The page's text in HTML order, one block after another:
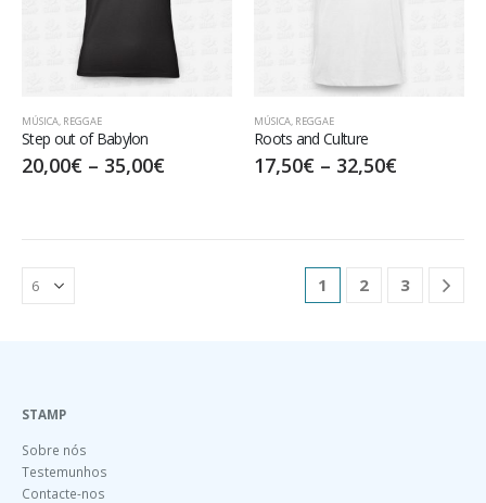
MÚSICA REGGAE
Step out of Babylon
20,00€ – 35,00€
MÚSICA REGGAE
Roots and Culture
17,50€ – 32,50€
1 2 3
STAMP
Sobre nós
Testemunhos
Contacte-nos